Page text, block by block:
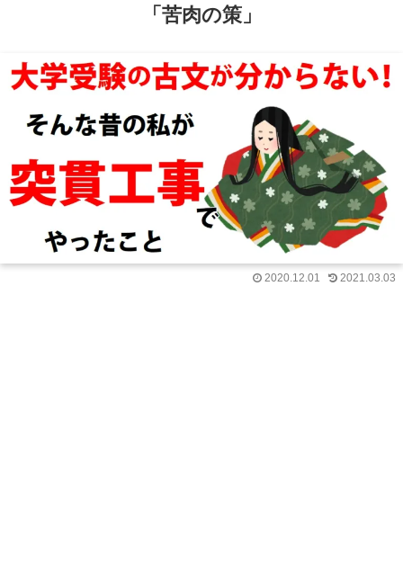
「苦肉の策」
2020.12.01 2021.03.03